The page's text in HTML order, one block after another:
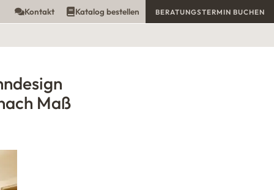
Maß
Kontakt Katalog bestellen BERATUNGSTERMIN BUCHEN